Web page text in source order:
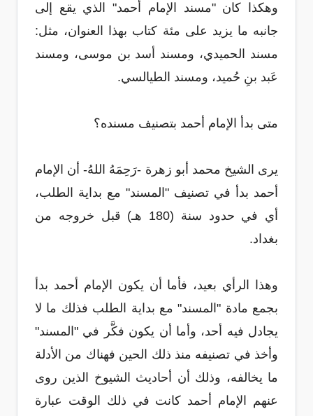
وهكذا كان "مسند الإمام أحمد" الذي يقع إلى
جانبه ما يزيد على مئة كتاب بهذا العنوان، مثل:
مسند الحميدي، ومسند أسد بن موسى، ومسند
عَبد بنِ حُميد، ومسند الطيالسي.
متى بدأ الإمام أحمد بتصنيف مسنده؟
يرى الشيخ محمد أبو زهرة -رَحِمَهُ اللهُ- أن الإمام
أحمد بدأ في تصنيف "المسند" مع بداية الطلب،
أي في حدود سنة (180 هـ) قبل خروجه من
بغداد.
وهذا الرأي بعيد، فأما أن يكون الإمام أحمد بدأ
بجمع مادة "المسند" مع بداية الطلب فذلك ما لا
يجادل فيه أحد، وأما أن يكون فكَّر في "المسند"
وأخذ في تصنيفه منذ ذلك الحين فهناك من الأدلة
ما يخالفه، وذلك أن أحاديث الشيوخ الذين روى
عنهم الإمام أحمد كانت في ذلك الوقت عبارة